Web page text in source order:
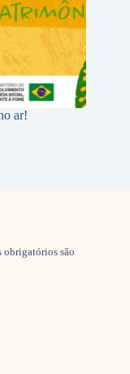
ar!
obrigatórios são